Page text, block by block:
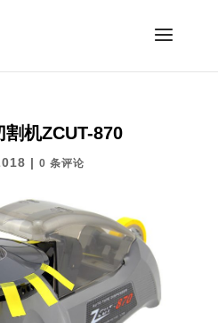
割机ZCUT-870
| 0 条评论